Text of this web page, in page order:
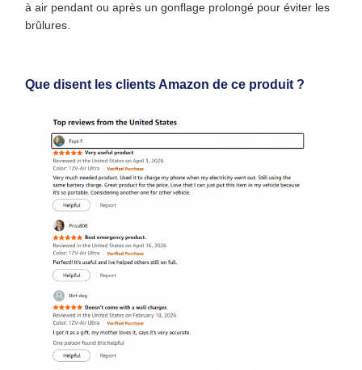
à air pendant ou après un gonflage prolongé pour éviter les
brûlures.
Que disent les clients Amazon de ce produit ?